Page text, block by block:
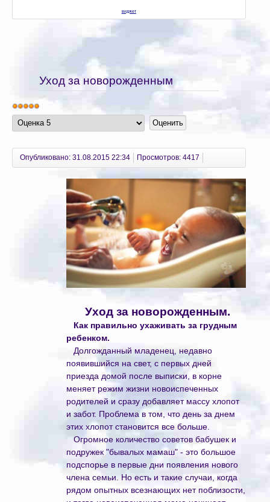
виджет
Уход за новорожденным
Опубликовано: 31.08.2015 22:34 Просмотров: 4417
Уход за новорожденным.
Как правильно ухаживать за грудным
ребенком.
Долгожданный младенец, недавно
появившийся на свет, с первых дней
приезда домой после выписки, в корне
меняет режим жизни новоиспеченных
родителей и сразу добавляет массу хлопот
и забот. Проблема в том, что день за днем
этих хлопот становится все больше.
Огромное количество советов бабушек и
подружек "бывалых мамаш" - это большое
подспорье в первые дни появления нового
члена семьи. Но есть и такие случаи, когда
рядом опытных всезнающих нет поблизости,